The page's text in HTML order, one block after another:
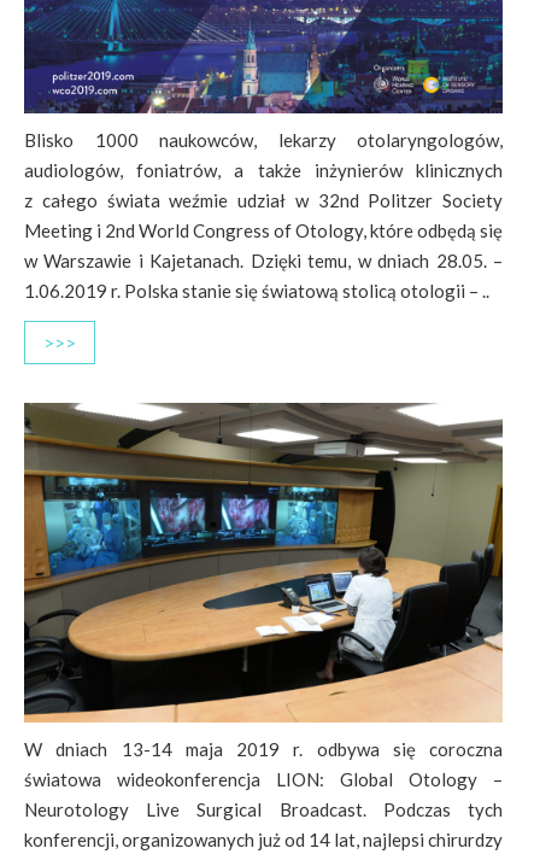
Blisko 1000 naukowców, lekarzy otolaryngologów,
audiologów, foniatrów, a także inżynierów klinicznych
z całego świata weźmie udział w 32nd Politzer Society
Meeting i 2nd World Congress of Otology, które odbędą się
w Warszawie i Kajetanach. Dzięki temu, w dniach 28.05. –
1.06.2019 r. Polska stanie się światową stolicą otologii – ..
>>>
W dniach 13-14 maja 2019 r. odbywa się coroczna
światowa wideokonferencja LION: Global Otology –
Neurotology Live Surgical Broadcast. Podczas tych
konferencji, organizowanych już od 14 lat, najlepsi chirurdzy